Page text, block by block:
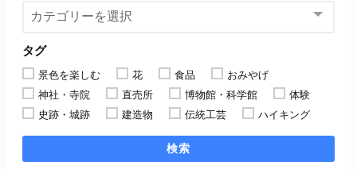
タグ
景色を楽しむ 花 食品
おみやげ
神社・寺院
直売所 博物館・科学館
体験
史跡・城跡
建造物 伝統工芸 ハイキング
検索